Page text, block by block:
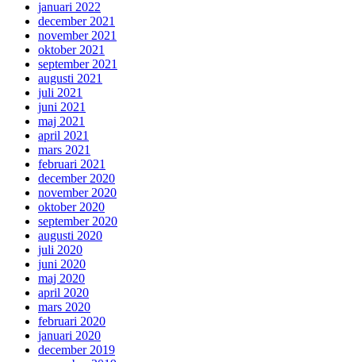
januari 2022
december 2021
november 2021
oktober 2021
september 2021
augusti 2021
juli 2021
juni 2021
maj 2021
april 2021
mars 2021
februari 2021
december 2020
november 2020
oktober 2020
september 2020
augusti 2020
juli 2020
juni 2020
maj 2020
april 2020
mars 2020
februari 2020
januari 2020
december 2019